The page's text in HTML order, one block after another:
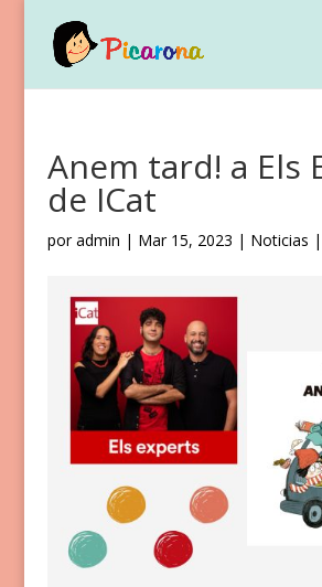
Anem tard! a Els
de ICat
poradmin | Mar 15, 2023 | Noticias |